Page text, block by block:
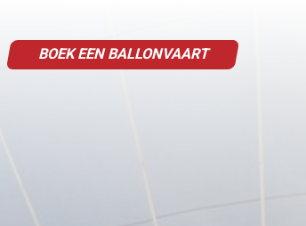
BOEK EEN BALLONVAART